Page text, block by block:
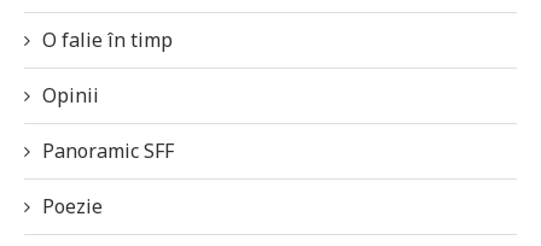
O falie în timp
Opinii
Panoramic SFF
Poezie